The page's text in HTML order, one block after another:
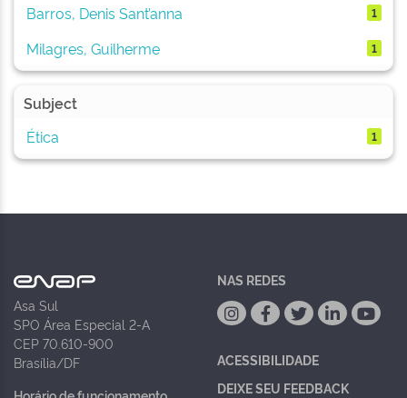
Barros, Denis Sant’anna
1
Milagres, Guilherme 1
Subject
Ética
1
Asa Sul
SPO Área Especial 2-A
CEP 70.610-900
Brasília/DF
NAS REDES
ACESSIBILIDADE
DEIXE SEU FEEDBACK